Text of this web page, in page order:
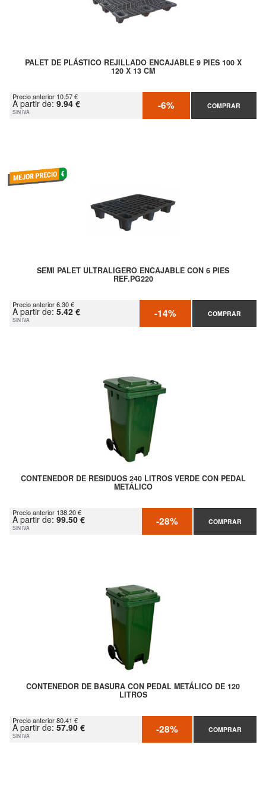
PALET DE PLÁSTICO REJILLADO ENCAJABLE 9 PIES 100 X
120 X 13 CM
Precio anterior 10.57 €
A partir de: 9.94 €
SIN IVA -6% COMPRAR
SEMI PALET ULTRALIGERO ENCAJABLE CON 6 PIES
REF.PG220
Precio anterior 6.30 €
A partir de: 5.42 €
SIN IVA -14% COMPRAR
CONTENEDOR DE RESIDUOS 240 LITROS VERDE CON PEDAL
METÁLICO
Precio anterior 138.20 €
A partir de: 99.50 €
SIN IVA -28% COMPRAR
CONTENEDOR DE BASURA CON PEDAL METÁLICO DE 120
LITROS
Precio anterior 80.41 €
A partir de: 57.90 €
SIN IVA -28% COMPRAR